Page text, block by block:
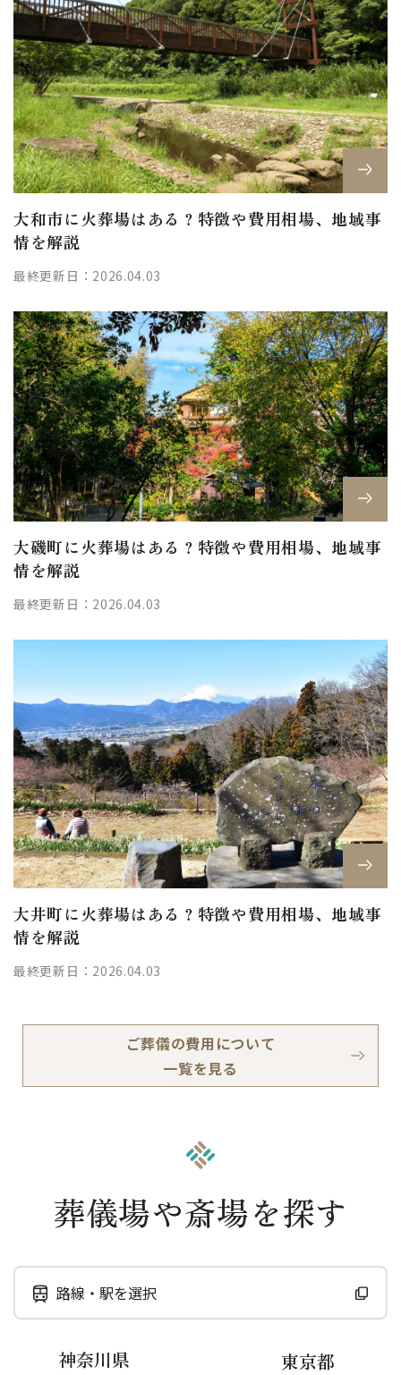
大和市に火葬場はある？特徴や費用相場、地域事
情を解説
最終更新日：2026.04.03
大磯町に火葬場はある？特徴や費用相場、地域事
情を解説
最終更新日：2026.04.03
大井町に火葬場はある？特徴や費用相場、地域事
情を解説
最終更新日：2026.04.03
ご葬儀の費用について
一覧を見る
葬儀場や斎場を探す
路線・駅を選択
神奈川県 東京都